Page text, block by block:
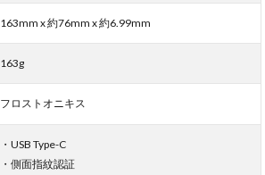
163mm x 約76mm x 約6.99mm
163g
フロストオニキス
・USB Type-C
・側面指紋認証